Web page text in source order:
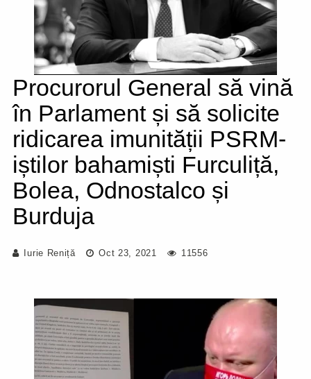
Procurorul General să vină
în Parlament și să solicite
ridicarea imunității PSRM-
iștilor bahamiști Furculiță,
Bolea, Odnostalco și
Burduja
Iurie Reniță Oct 23, 2021 11556